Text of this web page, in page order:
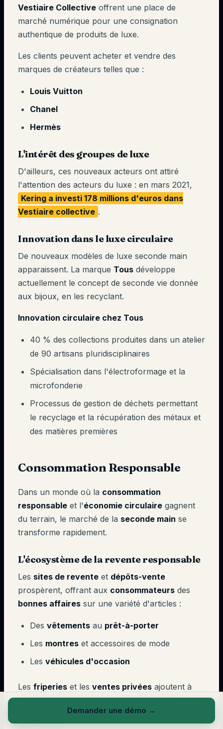
Vestiaire Collective offrent une place de
marché numérique pour une consignation
authentique de produits de luxe.
Les clients peuvent acheter et vendre des
marques de créateurs telles que :
Louis Vuitton
Chanel
Hermès
L'intérêt des groupes de luxe
D'ailleurs, ces nouveaux acteurs ont attiré
l'attention des acteurs du luxe : en mars 2021,
Kering a investi 178 millions d'euros dans
Vestiaire collective .
Innovation dans le luxe circulaire
De nouveaux modèles de luxe seconde main
apparaissent. La marque Tous développe
actuellement le concept de seconde vie donnée
aux bijoux, en les recyclant.
Innovation circulaire chez Tous
40 % des collections produites dans un atelier
de 90 artisans pluridisciplinaires
Spécialisation dans l'électroformage et la
microfonderie
Processus de gestion de déchets permettant
le recyclage et la récupération des métaux et
des matières premières
Consommation Responsable
Dans un monde où la consommation
responsable et l'économie circulaire gagnent
du terrain, le marché de la seconde main se
transforme rapidement.
L'écosystème de la revente responsable
Les sites de revente et dépôts-vente
prospèrent, offrant aux consommateurs des
bonnes affaires sur une variété d'articles :
Des vêtements au prêt-à-porter
Les montres et accessoires de mode
Les véhicules d'occasion
Les friperies et les ventes privées ajoutent à
cette tendance, permettant auxclientsde
habitsuniques à des prix de vente
Demander une démo →